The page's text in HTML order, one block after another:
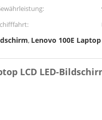
, Lenovo 100E
LCD LED-